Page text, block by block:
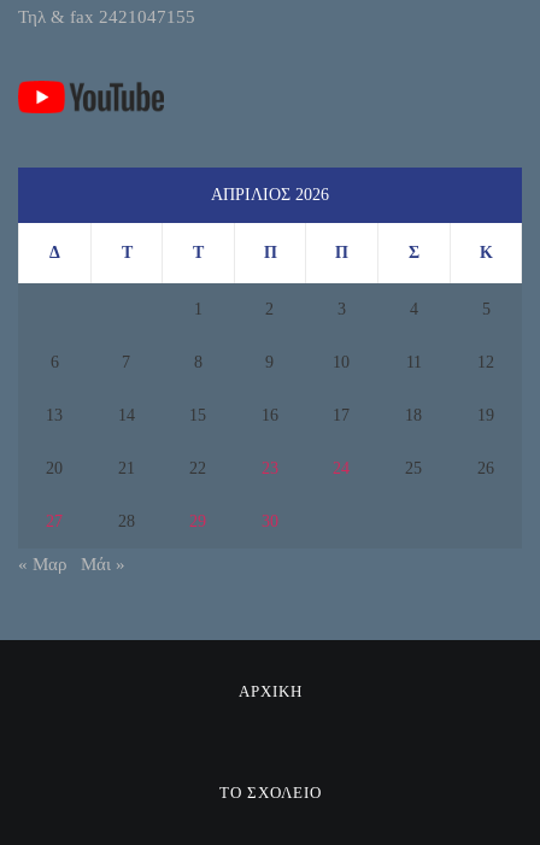
Τηλ & fax 2421047155
ΑΠΡΊΛΙΟΣ 2026
Δ Τ Τ Π Π Σ Κ
1 2 3 4 5
6 7 8 9 10 11 12
13 14 15 16 17 18 19
20 21 22 23 24 25 26
27 28 29 30
« Μαρ Μάι »
ΑΡΧΙΚΗ
ΤΟ ΣΧΟΛΕΙΟ